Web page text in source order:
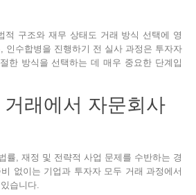
적 구조와 재무 상태도 거래 방식 선택에 영
인수합병을 진행하기 전 실사 과정은 투자자
한 방식을 선택하는 데 매우 중요한 단계입
래에서 자문회사
률, 재정 및 전략적 사업 문제를 수반하는 경
없이는 기업과 투자자 모두 거래 과정에서
습니다.